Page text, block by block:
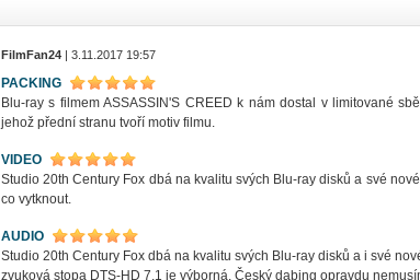
FilmFan24 | 3.11.2017 19:57
PACKING
Blu-ray s filmem ASSASSIN'S CREED k nám dostal v limitované
jehož přední stranu tvoří motiv filmu.
VIDEO
Studio 20th Century Fox dbá na kvalitu svých Blu-ray disků a své
co vytknout.
AUDIO
Studio 20th Century Fox dbá na kvalitu svých Blu-ray disků a i své
zvuková stopa DTS-HD 7.1 je výborná. Český dabing opravdu